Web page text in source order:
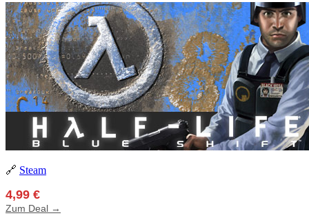
🔗 Steam
4,99 €
Zum Deal →